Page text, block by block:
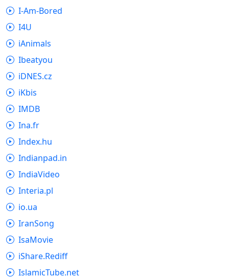
I-Am-Bored
I4U
iAnimals
Ibeatyou
iDNES.cz
iKbis
IMDB
Ina.fr
Index.hu
Indianpad.in
IndiaVideo
Interia.pl
io.ua
IranSong
IsaMovie
iShare.Rediff
IslamicTube.net